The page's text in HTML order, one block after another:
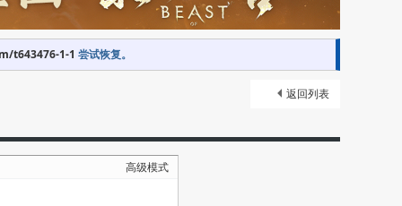
t643476-1-1 尝试恢复。
返回列表
高级模式